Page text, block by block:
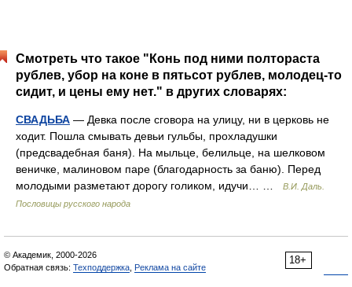
Смотреть что такое "Конь под ними полтораста
рублев, убор на коне в пятьсот рублев, молодец-то
сидит, и цены ему нет." в других словарях:
СВАДЬБА — Девка после сговора на улицу, ни в церковь не
ходит. Пошла смывать девьи гульбы, прохладушки
(предсвадебная баня). На мыльце, белильце, на шелковом
веничке, малиновом паре (благодарность за баню). Перед
молодыми разметают дорогу голиком, идучи… …
В.И. Даль.
Пословицы русского народа
18+
© Академик, 2000-2026
Обратная связь: Техподдержка Реклама на сайте